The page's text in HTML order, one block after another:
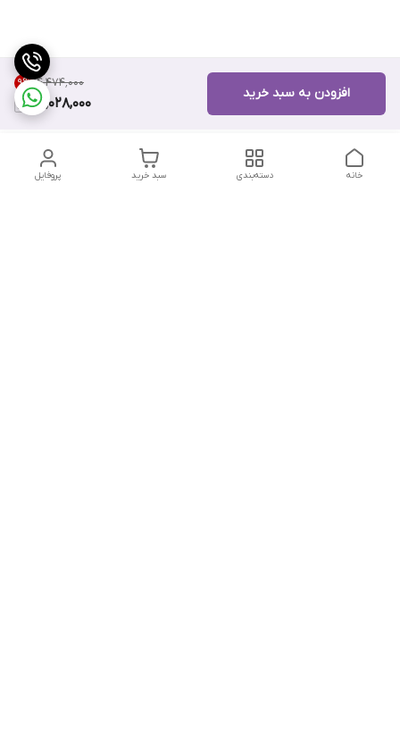
۱۴٬۴۷۴٬۰۰۰ 9%
13,028,000
افزودن به سبد خرید
پروفایل سبد خرید دسته‌بندی خانه